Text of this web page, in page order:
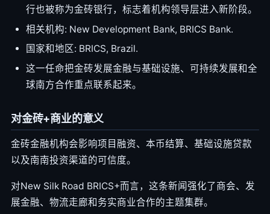
行也被称为金砖银行，标志着机构领导层进入新阶段。
相关机构: New Development Bank, BRICS Bank.
国家和地区: BRICS, Brazil.
这一任命把金砖发展金融与基础设施、可持续发展和全
球南方合作重点联系起来。
对金砖+商业的意义
金砖金融机构会影响项目融资、本币结算、基础设施贷款
以及南南投资渠道的可信度。
对New Silk Road BRICS+而言，这条新闻强化了商会、发
展金融、物流走廊和务实商业合作的主题集群。